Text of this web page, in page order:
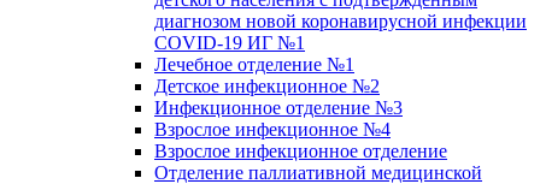
диагнозом новой коронавирусной инфекции
COVID-19 ИГ №1
Лечебное отделение №1
Детское инфекционное №2
Инфекционное отделение №3
Взрослое инфекционное №4
Взрослое инфекционное отделение
Отделение паллиативной медицинской